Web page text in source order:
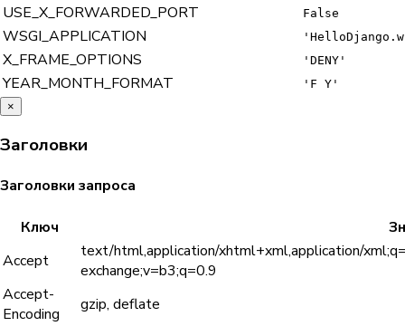
USE_X_FORWARDED_PORT False
WSGI_APPLICATION
X_FRAME_OPTIONS 'DENY'
YEAR_MONTH_FORMAT
'F Y'
×
Заголовки
Заголовки запроса
Ключ
Accept
text/html,application/xhtml+xml,application/
exchange;v=b3;q=0.9
Accept-
Encoding
gzip, deflate